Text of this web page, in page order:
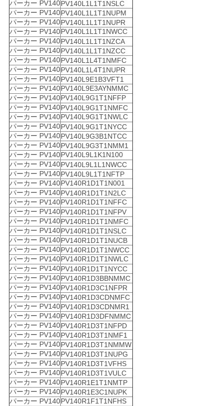
パーカー PV140PV140L1L1T1NSLC
パーカー PV140PV140L1L1T1NUPM
パーカー PV140PV140L1L1T1NUPR
パーカー PV140PV140L1L1T1NWCC
パーカー PV140PV140L1L1T1NZCA
パーカー PV140PV140L1L1T1NZCC
パーカー PV140PV140L1L4T1NMFC
パーカー PV140PV140L1L4T1NUPR
パーカー PV140PV140L9E1B3VFT1
パーカー PV140PV140L9E3AYNMMC
パーカー PV140PV140L9G1T1NFFP
パーカー PV140PV140L9G1T1NMFC
パーカー PV140PV140L9G1T1NWLC
パーカー PV140PV140L9G1T1NYCC
パーカー PV140PV140L9G3B1NTCC
パーカー PV140PV140L9G3T1NMM1
パーカー PV140PV140L9L1K1N100
パーカー PV140PV140L9L1L1NWCC
パーカー PV140PV140L9L1T1NFTP
パーカー PV140PV140R1D1T1N001
パーカー PV140PV140R1D1T1N2LC
パーカー PV140PV140R1D1T1NFFC
パーカー PV140PV140R1D1T1NFPV
パーカー PV140PV140R1D1T1NMFC
パーカー PV140PV140R1D1T1NSLC
パーカー PV140PV140R1D1T1NUCB
パーカー PV140PV140R1D1T1NWCC
パーカー PV140PV140R1D1T1NWLC
パーカー PV140PV140R1D1T1NYCC
パーカー PV140PV140R1D3BBNMMC
パーカー PV140PV140R1D3C1NFPR
パーカー PV140PV140R1D3CDNMFC
パーカー PV140PV140R1D3CDNMR1
パーカー PV140PV140R1D3DFNMMC
パーカー PV140PV140R1D3T1NFPD
パーカー PV140PV140R1D3T1NMF1
パーカー PV140PV140R1D3T1NMMW
パーカー PV140PV140R1D3T1NUPG
パーカー PV140PV140R1D3T1VFHS
パーカー PV140PV140R1D3T1VULC
パーカー PV140PV140R1E1T1NMTP
パーカー PV140PV140R1E3C1NUPK
パーカー PV140PV140R1F1T1NFHS